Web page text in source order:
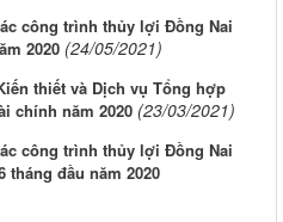
công trình thủy lợi Đồng Nai
2020 (24/05/2021)
thiết và Dịch vụ Tổng hợp
chính năm 2020 (23/03/2021)
công trình thủy lợi Đồng Nai
tháng đầu năm 2020